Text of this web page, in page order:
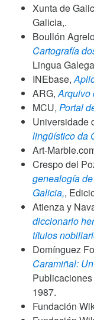
Xunta de
Galicia,.
Boullón
Cartografía
Lingua
INEbase,
ARG, Arquivo
MCU, Portal
Universidade
lingüístico da
Art-
Crespo del
genealogía
Galicia,,
Atienza y
diccionario
títulos
Domínguez
Caramiñal:
1987.
Fundación